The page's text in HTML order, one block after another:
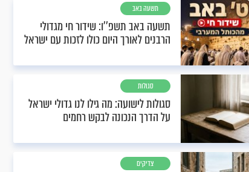
תשעה באב
תשעה באב תשפ''ו: שידור חי מגדולי
הרבנים לאורך היום כולו לזכות עם ישראל
סגולות
סגולות לישועה: מה גילו לנו גדולי ישראל
על הדרך הנכונה לבקש רחמים
צדיקים